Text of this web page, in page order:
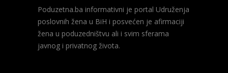
Poduzetna.ba informativni je portal Udruženja
poslovnih žena u BiH i posvećen je afirmaciji
žena u poduzedništvu ali i svim sferama
javnog i privatnog života.